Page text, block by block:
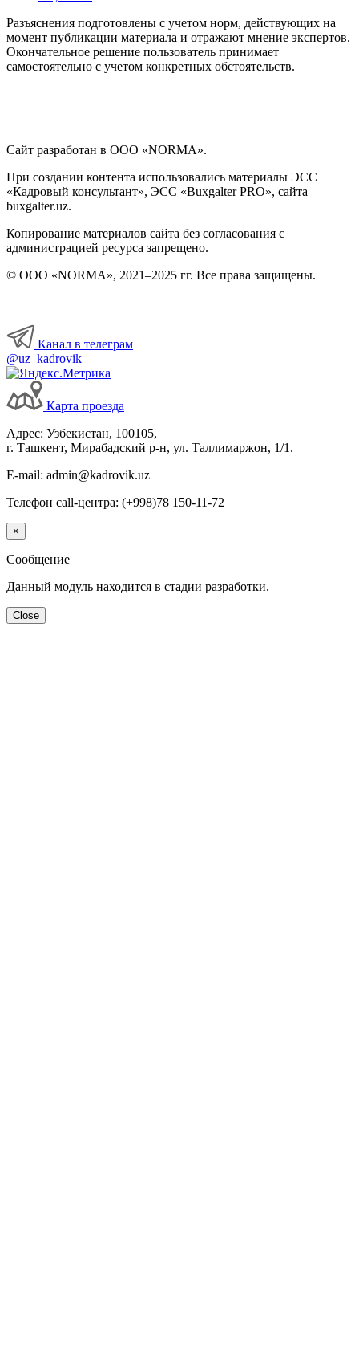
Разъяснения подготовлены с учетом норм, действующих на
момент публикации материала и отражают мнение экспертов.
Окончательное решение пользователь принимает
самостоятельно с учетом конкретных обстоятельств.
Сайт разработан в ООО «NORMA».
При создании контента использовались материалы ЭСС
«Кадровый консультант», ЭСС «Buxgalter PRO», сайта
buxgalter.uz.
Копирование материалов сайта без согласования с
администрацией ресурса запрещено.
© ООО «NORMA», 2021–2025 гг. Все права защищены.
Канал в телеграм
@uz_kadrovik
Карта проезда
Адрес: Узбекистан, 100105,
г. Ташкент, Мирабадский р-н, ул. Таллимаржон, 1/1.
E-mail: admin@kadrovik.uz
Телефон call-центра: (+998)78 150-11-72
×
Сообщение
Данный модуль находится в стадии разработки.
Close